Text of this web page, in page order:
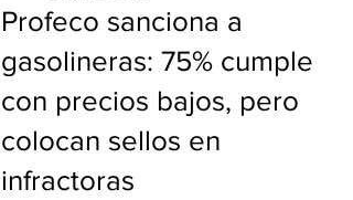
Profeco sanciona a
gasolineras: 75% cumple
con precios bajos, pero
colocan sellos en
infractoras